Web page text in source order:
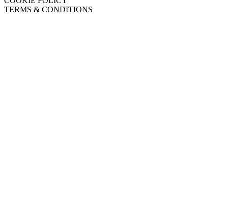
TERMS & CONDITIONS